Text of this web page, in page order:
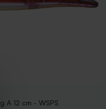
A 12 cm - WSPS